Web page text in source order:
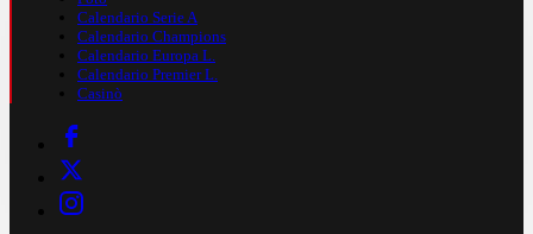
Calendario Serie A
Calendario Champions
Calendario Europa L.
Calendario Premier L.
Casinò